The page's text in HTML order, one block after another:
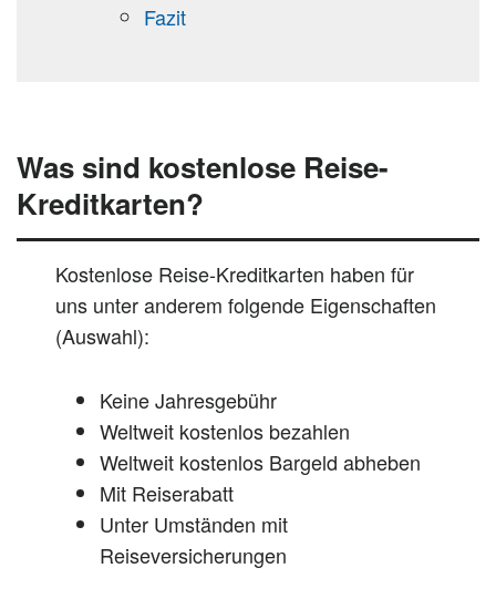
Fazit
Was sind kostenlose Reise-
Kreditkarten?
Kostenlose Reise-Kreditkarten haben für
uns unter anderem folgende Eigenschaften
(Auswahl):
Keine Jahresgebühr
Weltweit kostenlos bezahlen
Weltweit kostenlos Bargeld abheben
Mit Reiserabatt
Unter Umständen mit
Reiseversicherungen